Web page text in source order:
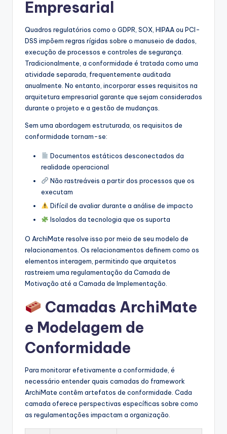
U
p
d
Empresarial
Quadros regulatórios como o GDPR, SOX, HIPAA ou PCI-
DSS impõem regras rígidas sobre o manuseio de dados,
execução de processos e controles de segurança.
Tradicionalmente, a conformidade é tratada como uma
atividade separada, frequentemente auditada
anualmente. No entanto, incorporar esses requisitos na
arquitetura empresarial garante que sejam considerados
durante o projeto e a gestão de mudanças.
Sem uma abordagem estruturada, os requisitos de
conformidade tornam-se:
Documentos estáticos desconectados da
realidade operacional
Não rastreáveis a partir dos processos que os
executam
Difícil de avaliar durante a análise de impacto
Isolados da tecnologia que os suporta
O ArchiMate resolve isso por meio de seu modelo de
relacionamentos. Os relacionamentos definem como os
elementos interagem, permitindo que arquitetos
rastreiem uma regulamentação da Camada de
Motivação até a Camada de Implementação.
Camadas ArchiMate
e Modelagem de
Conformidade
Para monitorar efetivamente a conformidade, é
necessário entender quais camadas do framework
ArchiMate contêm artefatos de conformidade. Cada
camada oferece perspectivas específicas sobre como
as regulamentações impactam a organização.